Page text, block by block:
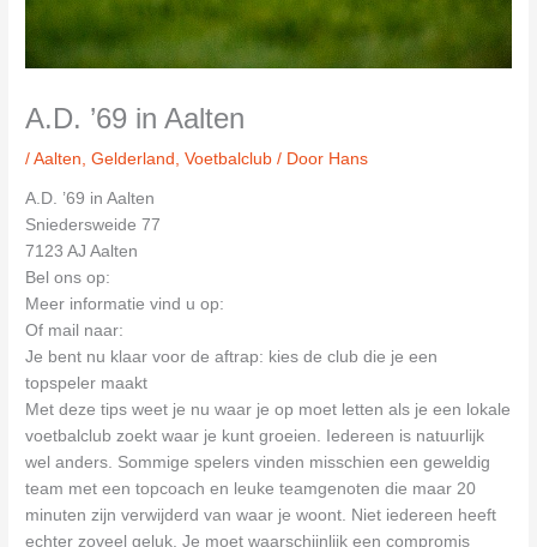
A.D. ’69 in Aalten
/Aalten ,Gelderland ,Voetbalclub / Door Hans
A.D. ’69 in Aalten
Sniedersweide 77
7123 AJ Aalten
Bel ons op:
Meer informatie vind u op:
Of mail naar:
Je bent nu klaar voor de aftrap: kies de club die je een
topspeler maakt
Met deze tips weet je nu waar je op moet letten als je een lokale
voetbalclub zoekt waar je kunt groeien. Iedereen is natuurlijk
wel anders. Sommige spelers vinden misschien een geweldig
team met een topcoach en leuke teamgenoten die maar 20
minuten zijn verwijderd van waar je woont. Niet iedereen heeft
echter zoveel geluk. Je moet waarschijnlijk een compromis